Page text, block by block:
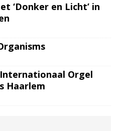
‘Donker en Licht’ in
Orgel
Haarlem